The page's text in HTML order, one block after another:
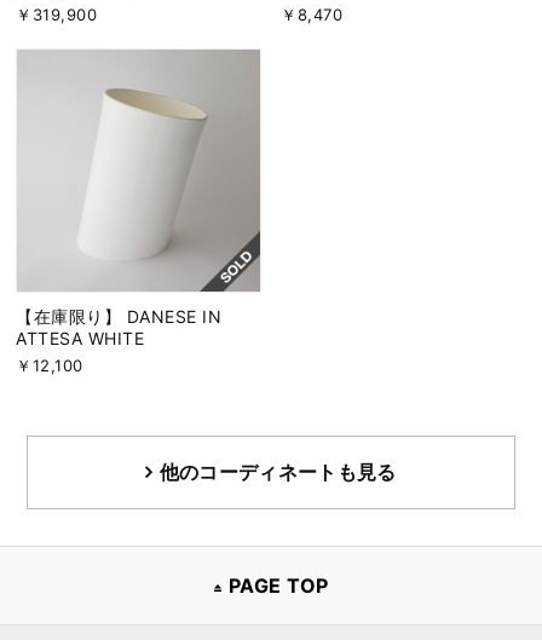
￥319,900 ￥8,470
【在庫限り】 DANESE IN
ATTESA WHITE
￥12,100
他のコーディネートも見る
PAGE TOP